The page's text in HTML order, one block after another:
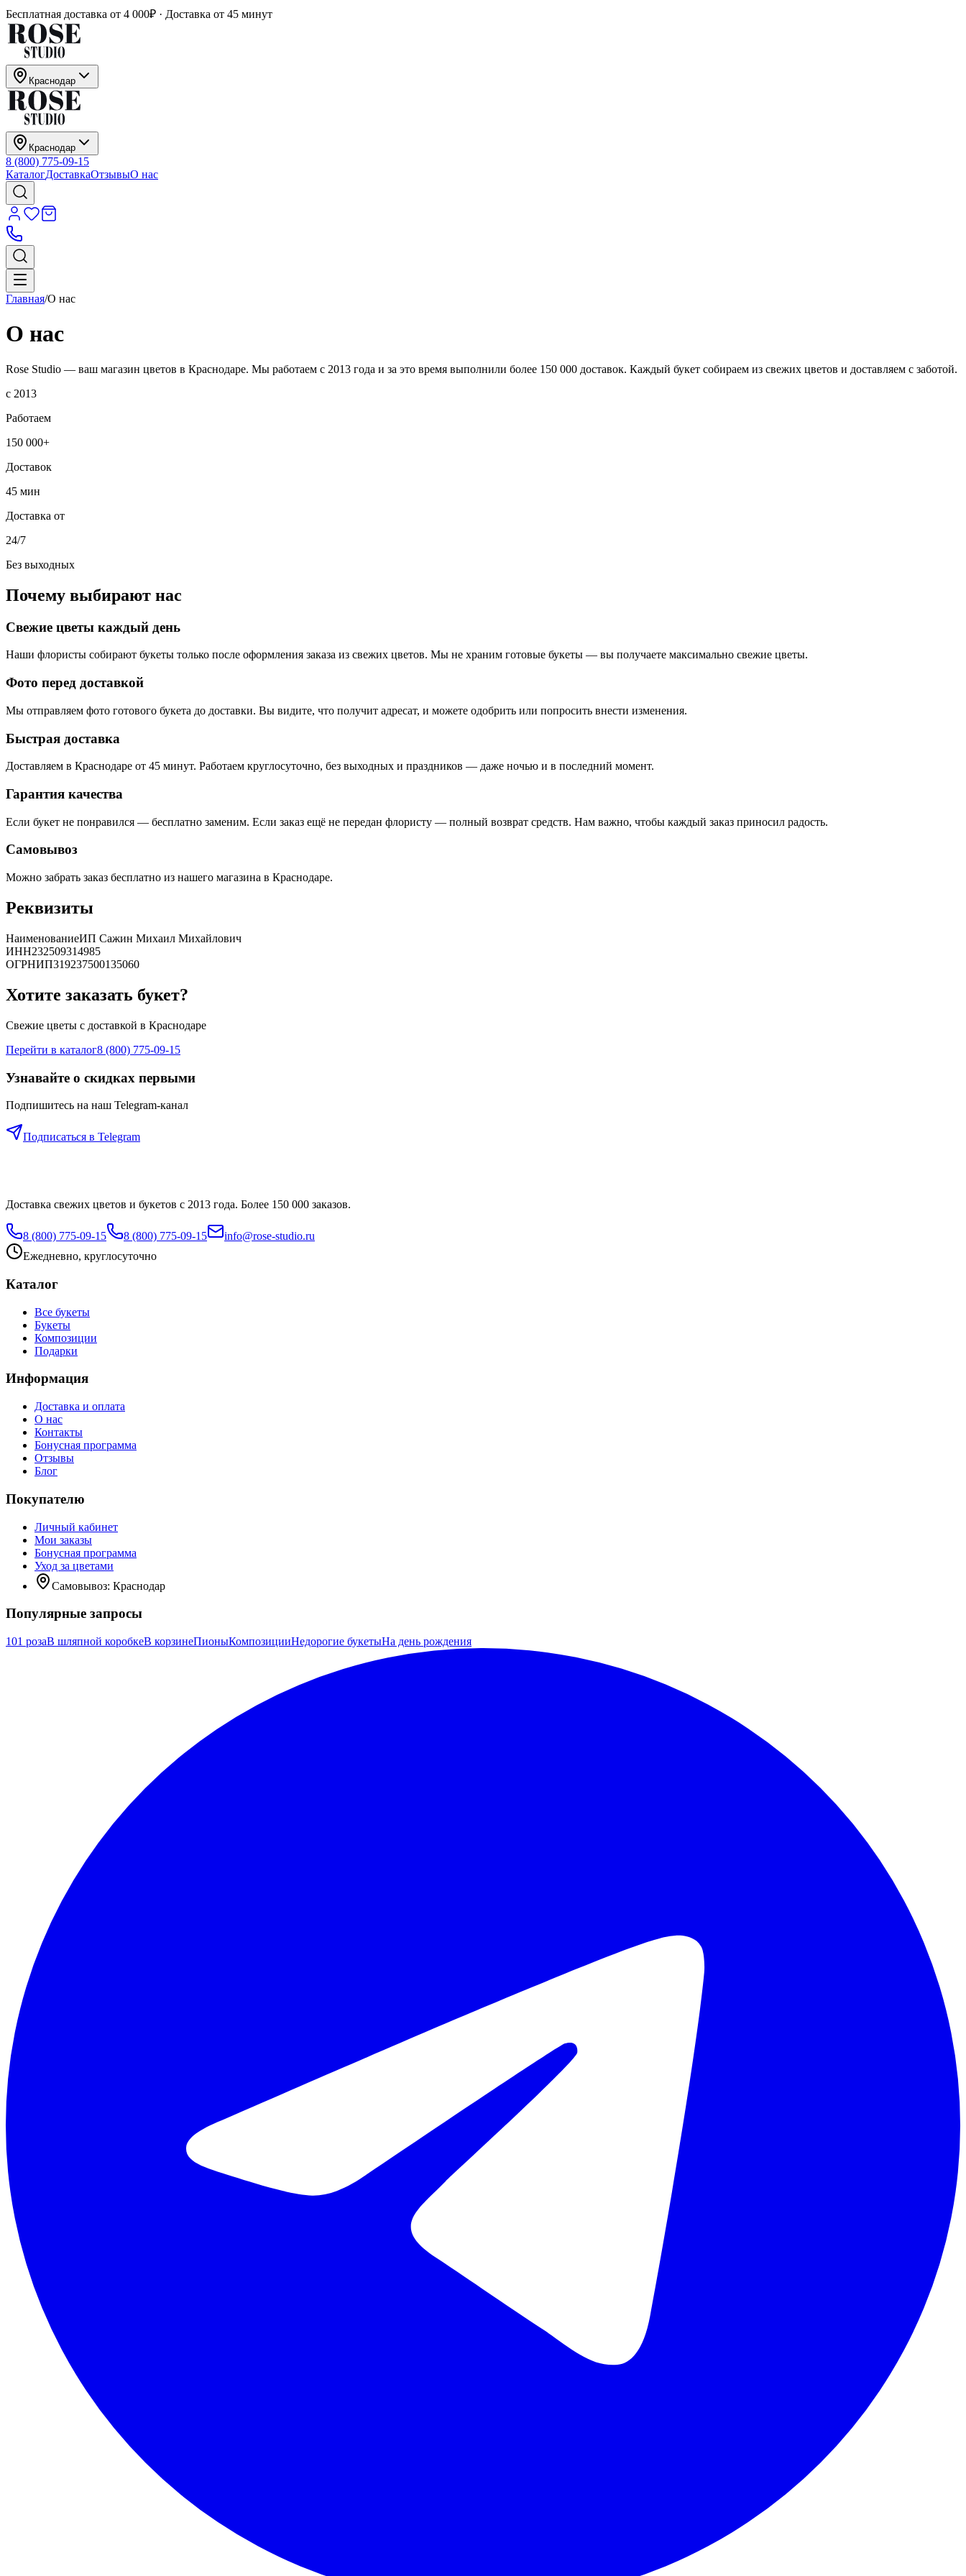
Бесплатная доставка от 4 000₽ · Доставка от 45 минут
Краснодар
Краснодар
8 (800) 775-09-15
КаталогДоставкаОтзывыО нас
Главная/О нас
О нас
Rose Studio — ваш магазин цветов в Краснодаре. Мы работаем с 2013 года и за это время выполнили более 150 000 доставок. Каждый букет собираем из свежих цветов и доставляем с заботой.
с 2013
Работаем
150 000+
Доставок
45 мин
Доставка от
24/7
Без выходных
Почему выбирают нас
Свежие цветы каждый день
Наши флористы собирают букеты только после оформления заказа из свежих цветов. Мы не храним готовые букеты — вы получаете максимально свежие цветы.
Фото перед доставкой
Мы отправляем фото готового букета до доставки. Вы видите, что получит адресат, и можете одобрить или попросить внести изменения.
Быстрая доставка
Доставляем в Краснодаре от 45 минут. Работаем круглосуточно, без выходных и праздников — даже ночью и в последний момент.
Гарантия качества
Если букет не понравился — бесплатно заменим. Если заказ ещё не передан флористу — полный возврат средств. Нам важно, чтобы каждый заказ приносил радость.
Самовывоз
Можно забрать заказ бесплатно из нашего магазина в Краснодаре.
Реквизиты
НаименованиеИП Сажин Михаил Михайлович
ИНН232509314985
ОГРНИП319237500135060
Хотите заказать букет?
Свежие цветы с доставкой в Краснодаре
Перейти в каталог8 (800) 775-09-15
Узнавайте о скидках первыми
Подпишитесь на наш Telegram-канал
Подписаться в Telegram
Доставка свежих цветов и букетов с 2013 года. Более 150 000 заказов.
8 (800) 775-09-15 8 (800) 775-09-15
info@rose-studio.ru
Ежедневно, круглосуточно
Каталог
Все букеты
Букеты
Композиции
Подарки
Информация
Доставка и оплата
О нас
Контакты
Бонусная программа
Отзывы
Блог
Покупателю
Личный кабинет
Мои заказы
Бонусная программа
Уход за цветами
Самовывоз: Краснодар
Популярные запросы
101 розаВ шляпной коробкеВ корзинеПионыКомпозицииНедорогие букетыНа день рождения